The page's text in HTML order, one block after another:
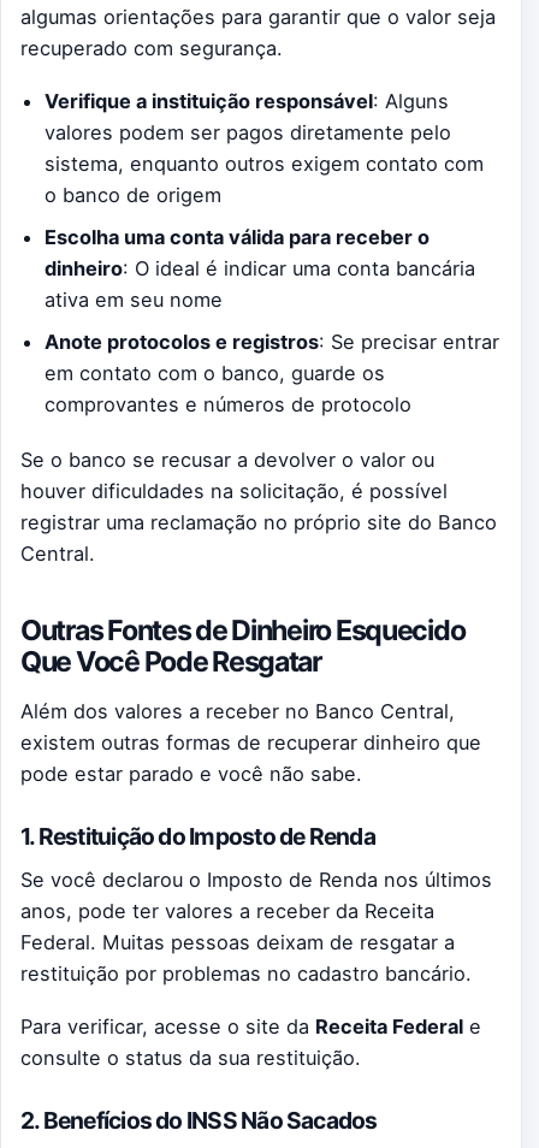
algumas orientações para garantir que o valor seja
recuperado com segurança.
Verifique a instituição responsável: Alguns
valores podem ser pagos diretamente pelo
sistema, enquanto outros exigem contato com
o banco de origem
Escolha uma conta válida para receber o
dinheiro: O ideal é indicar uma conta bancária
ativa em seu nome
Anote protocolos e registros: Se precisar entrar
em contato com o banco, guarde os
comprovantes e números de protocolo
Se o banco se recusar a devolver o valor ou
houver dificuldades na solicitação, é possível
registrar uma reclamação no próprio site do Banco
Central.
Outras Fontes de Dinheiro Esquecido
Que Você Pode Resgatar
Além dos valores a receber no Banco Central,
existem outras formas de recuperar dinheiro que
pode estar parado e você não sabe.
1. Restituição do Imposto de Renda
Se você declarou o Imposto de Renda nos últimos
anos, pode ter valores a receber da Receita
Federal. Muitas pessoas deixam de resgatar a
restituição por problemas no cadastro bancário.
Para verificar, acesse o site da Receita Federal e
consulte o status da sua restituição.
2. Benefícios do INSS Não Sacados